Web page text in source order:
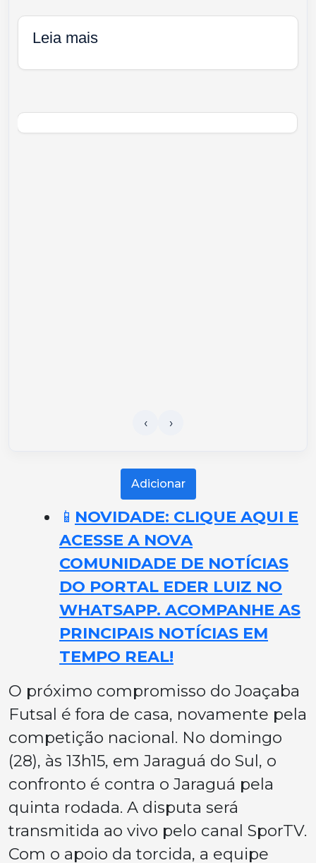
Leia mais
Adicionar
📱 NOVIDADE: CLIQUE AQUI E
ACESSE A NOVA
COMUNIDADE DE NOTÍCIAS
DO PORTAL EDER LUIZ NO
WHATSAPP. ACOMPANHE AS
PRINCIPAIS NOTÍCIAS EM
TEMPO REAL!
O próximo compromisso do Joaçaba
Futsal é fora de casa, novamente pela
competição nacional. No domingo
(28), às 13h15, em Jaraguá do Sul, o
confronto é contra o Jaraguá pela
quinta rodada. A disputa será
transmitida ao vivo pelo canal SporTV.
Com o apoio da torcida, a equipe